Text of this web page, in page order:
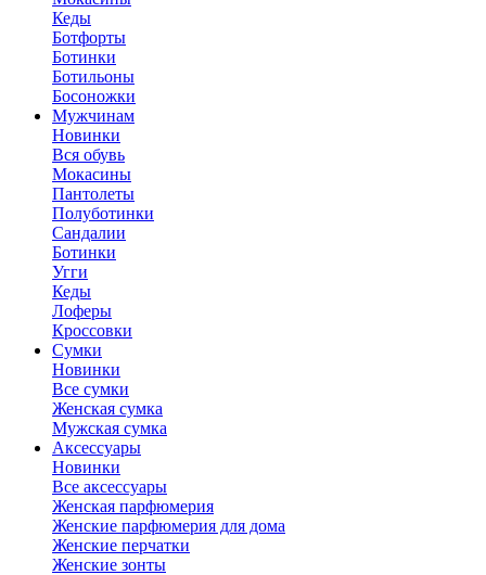
Кеды
Ботфорты
Ботинки
Ботильоны
Босоножки
Мужчинам
Новинки
Вся обувь
Мокасины
Пантолеты
Полуботинки
Сандалии
Ботинки
Угги
Кеды
Лоферы
Кроссовки
Сумки
Новинки
Все сумки
Женская сумка
Мужская сумка
Аксессуары
Новинки
Все аксессуары
Женская парфюмерия
Женские парфюмерия для дома
Женские перчатки
Женские зонты